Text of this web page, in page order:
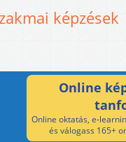
képzések
Online
Online oktatás, e-
és válogass 165+